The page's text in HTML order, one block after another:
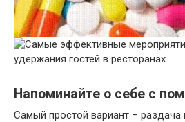
Напоминайте о себе с
Самый простой вариант – раздача